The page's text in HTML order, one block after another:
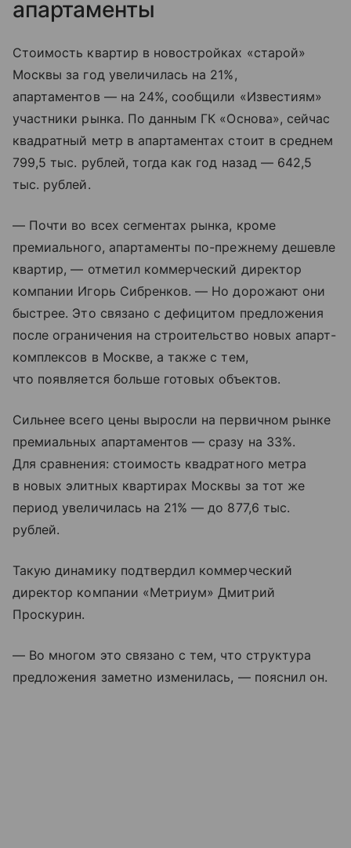
апартаменты
Стоимость квартир в новостройках «старой»
Москвы за год увеличилась на 21%,
апартаментов — на 24%, сообщили «Известиям»
участники рынка. По данным ГК «Основа», сейчас
квадратный метр в апартаментах стоит в среднем
799,5 тыс. рублей, тогда как год назад — 642,5
тыс. рублей.
— Почти во всех сегментах рынка, кроме
премиального, апартаменты по-прежнему дешевле
квартир, — отметил коммерческий директор
компании Игорь Сибренков. — Но дорожают они
быстрее. Это связано с дефицитом предложения
после ограничения на строительство новых апарт-
комплексов в Москве, а также с тем,
что появляется больше готовых объектов.
Сильнее всего цены выросли на первичном рынке
премиальных апартаментов — сразу на 33%.
Для сравнения: стоимость квадратного метра
в новых элитных квартирах Москвы за тот же
период увеличилась на 21% — до 877,6 тыс.
рублей.
Такую динамику подтвердил коммерческий
директор компании «Метриум» Дмитрий
Проскурин.
— Во многом это связано с тем, что структура
предложения заметно изменилась, — пояснил он.